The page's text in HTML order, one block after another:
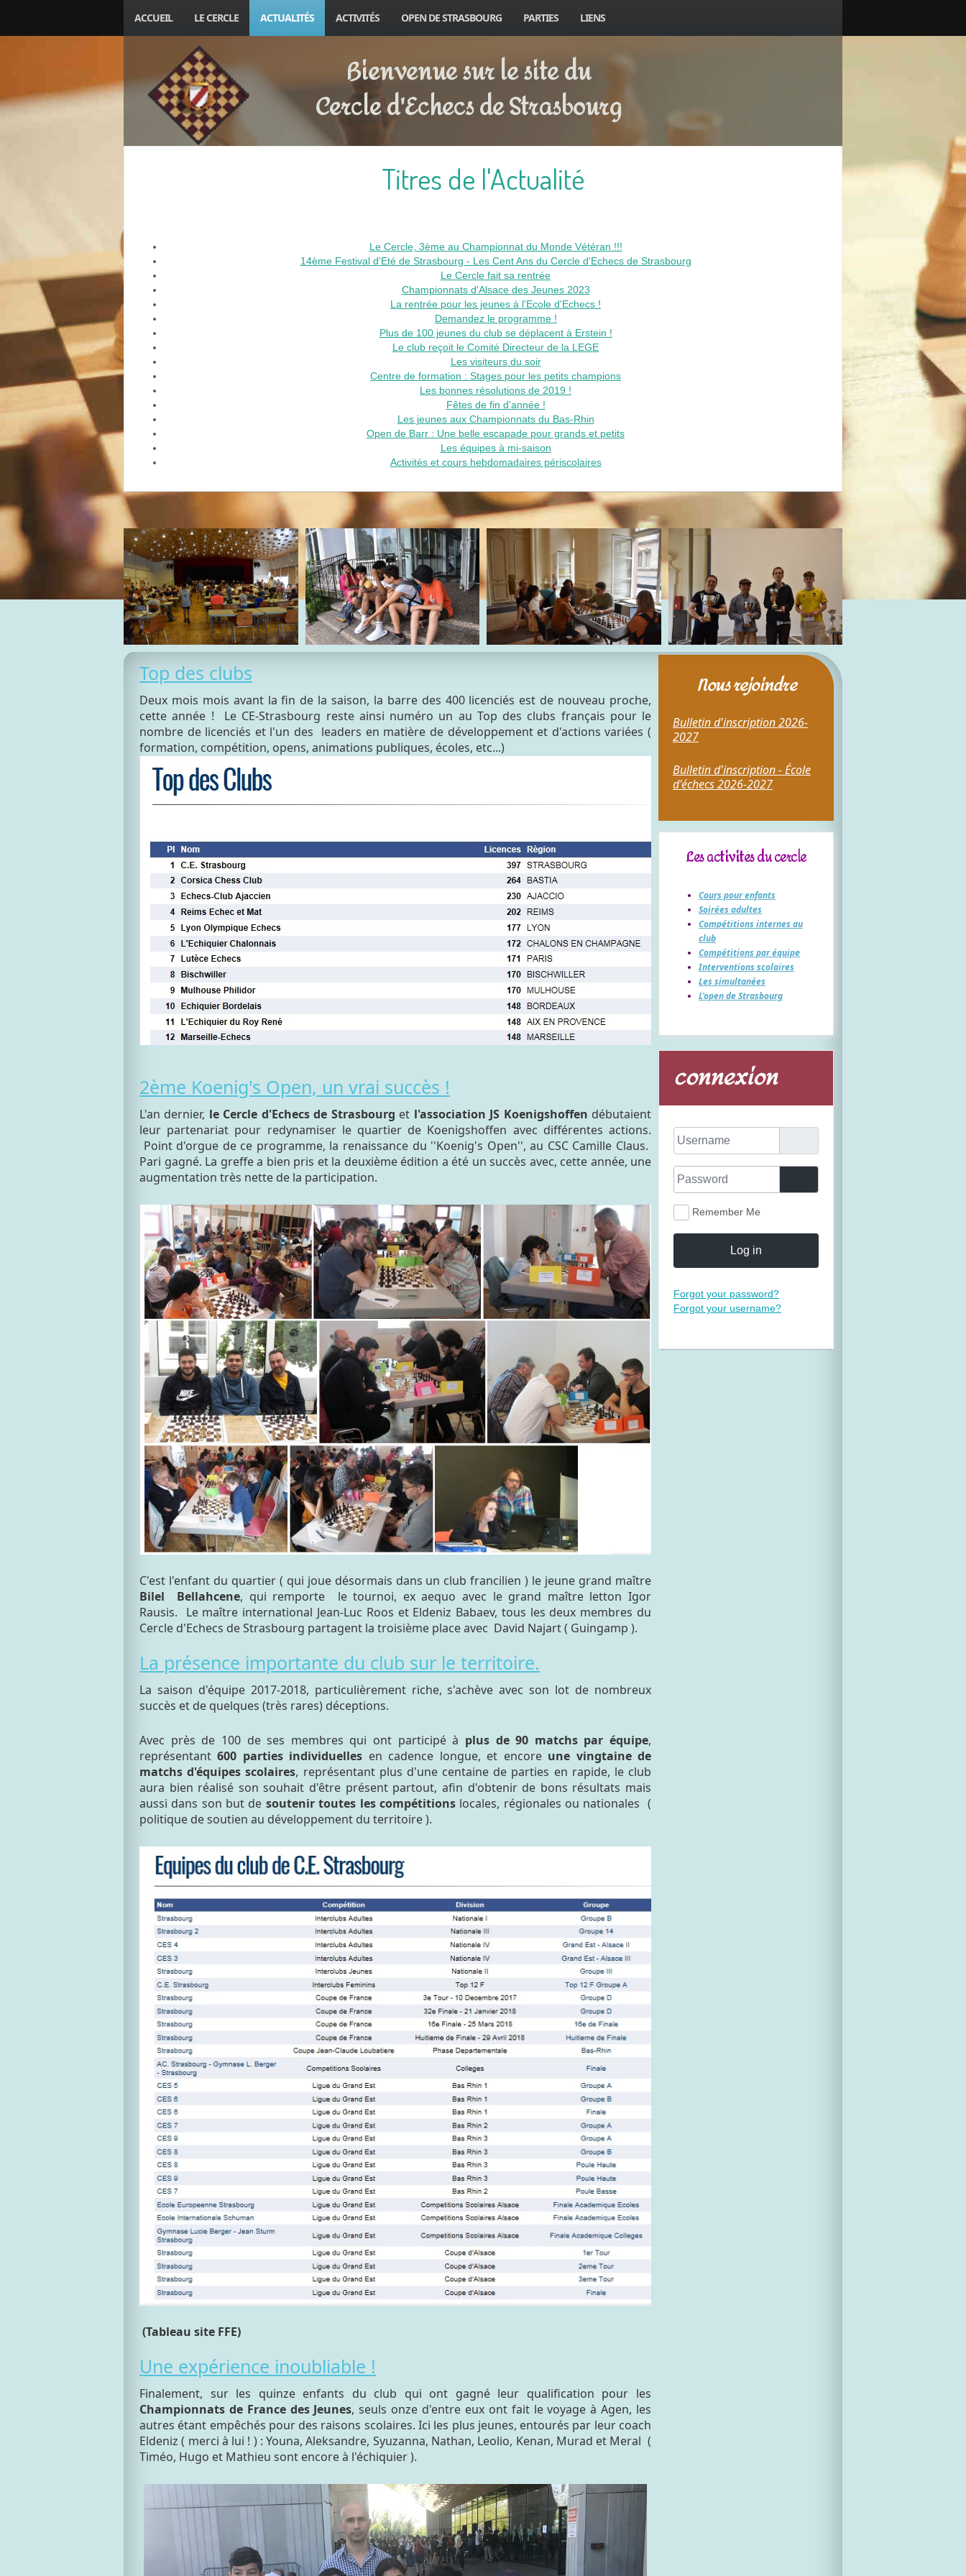
ACCUEIL LE CERCLE ACTUALITÉS ACTIVITÉS OPEN DE STRASBOURG PARTIES LIENS
Bienvenue sur le site du
Cercle d'Echecs de Strasbourg
Titres de l'Actualité
Le Cercle, 3ème au Championnat du Monde Vétéran !!!
14ème Festival d'Eté de Strasbourg - Les Cent Ans du Cercle d'Echecs de Strasbourg
Le Cercle fait sa rentrée
Championnats d'Alsace des Jeunes 2023
La rentrée pour les jeunes à l'Ecole d'Echecs !
Demandez le programme !
Plus de 100 jeunes du club se déplacent à Erstein !
Le club reçoit le Comité Directeur de la LEGE
Les visiteurs du soir
Centre de formation : Stages pour les petits champions
Les bonnes résolutions de 2019 !
Fêtes de fin d'année !
Les jeunes aux Championnats du Bas-Rhin
Open de Barr : Une belle escapade pour grands et petits
Les équipes à mi-saison
Activités et cours hebdomadaires périscolaires
Top des clubs
Deux mois mois avant la fin de la saison, la barre des 400 licenciés est de nouveau proche,
cette année ! Le CE-Strasbourg reste ainsi numéro un au Top des clubs français pour le
nombre de licenciés et l'un des leaders en matière de développement et d'actions variées (
formation, compétition, opens, animations publiques, écoles, etc...)
2ème Koenig's Open, un vrai succès !
L'an dernier, le Cercle d'Echecs de Strasbourg et l'association JS Koenigshoffen débutaient
leur partenariat pour redynamiser le quartier de Koenigshoffen avec différentes actions.
Point d'orgue de ce programme, la renaissance du ''Koenig's Open'', au CSC Camille Claus.
Pari gagné. La greffe a bien pris et la deuxième édition a été un succès avec, cette année, une
augmentation très nette de la participation.
C'est l'enfant du quartier ( qui joue désormais dans un club francilien ) le jeune grand maître
Bilel Bellahcene, qui remporte le tournoi, ex aequo avec le grand maître letton Igor
Rausis. Le maître international Jean-Luc Roos et Eldeniz Babaev, tous les deux membres du
Cercle d'Echecs de Strasbourg partagent la troisième place avec David Najart ( Guingamp ).
La présence importante du club sur le territoire.
La saison d'équipe 2017-2018, particulièrement riche, s'achève avec son lot de nombreux
succès et de quelques (très rares) déceptions.
Avec près de 100 de ses membres qui ont participé à plus de 90 matchs par équipe,
représentant600 parties individuelles en cadence longue, et encore une vingtaine de
matchs d'équipes scolaires, représentant plus d'une centaine de parties en rapide, le club
aura bien réalisé son souhait d'être présent partout, afin d'obtenir de bons résultats mais
aussi dans son but de soutenir toutes les compétitions locales, régionales ou nationales (
politique de soutien au développement du territoire ).
(Tableau site FFE)
Une expérience inoubliable !
Finalement, sur les quinze enfants du club qui ont gagné leur qualification pour les
Championnats de France des Jeunes, seuls onze d'entre eux ont fait le voyage à Agen, les
autres étant empêchés pour des raisons scolaires. Ici les plus jeunes, entourés par leur coach
Eldeniz ( merci à lui ! ) : Youna, Aleksandre, Syuzanna, Nathan, Leolio, Kenan, Murad et Meral (
Timéo, Hugo et Mathieu sont encore à l'échiquier ).
Nous rejoindre
Bulletin d'inscription 2026-
2027
Bulletin d'inscription - École
d'échecs 2026-2027
Les activités du cercle
Cours pour enfants
Soirées adultes
Compétitions internes au
club
Compétitions par équipe
Interventions scolaires
Les simultanées
L'open de Strasbourg
connexion
Username
Password
Remember Me
Log in
Forgot your password?
Forgot your username?